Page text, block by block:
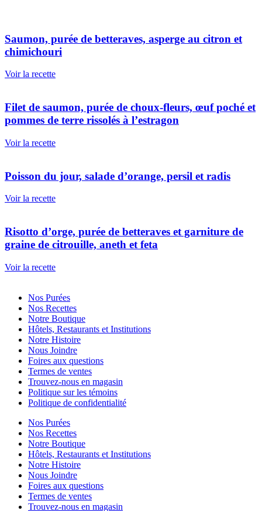
Saumon, purée de betteraves, asperge au citron et
chimichouri
Voir la recette
Filet de saumon, purée de choux-fleurs, œuf poché et
pommes de terre rissolés à l’estragon
Voir la recette
Poisson du jour, salade d’orange, persil et radis
Voir la recette
Risotto d’orge, purée de betteraves et garniture de
graine de citrouille, aneth et feta
Voir la recette
Nos Purées
Nos Recettes
Notre Boutique
Hôtels, Restaurants et Institutions
Notre Histoire
Nous Joindre
Foires aux questions
Termes de ventes
Trouvez-nous en magasin
Politique sur les témoins
Politique de confidentialité
Nos Purées
Nos Recettes
Notre Boutique
Hôtels, Restaurants et Institutions
Notre Histoire
Nous Joindre
Foires aux questions
Termes de ventes
Trouvez-nous en magasin